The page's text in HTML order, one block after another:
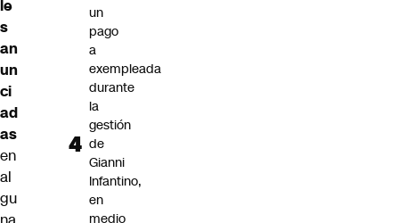
le
s
an
un
ci
ad
as
en
al
gu
un
pago
a
exempleada
durante
la
gestión
de
Gianni
Infantino,
en
medio